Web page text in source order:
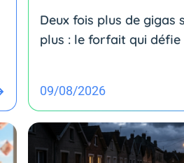
Deux fois plus de gigas
plus : le forfait qui défie
09/08/2026